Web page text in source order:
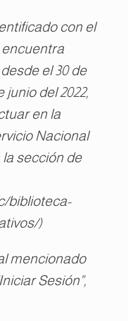
con el
encuentra
el 30 de
junio del 2022,
en la
Nacional
sección de
biblioteca-
)
mencionado
Sesión”,